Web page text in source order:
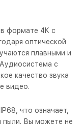
формате 4K с
оптической
плавными и
с
качество звука
видео.
что означает,
пыли. Вы можете не